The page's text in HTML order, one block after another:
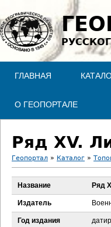
ГЛАВНАЯ
О ГЕОПОРТАЛЕ
Ряд XV.
В
ы
Геопортал » Каталог »
Название Ряд
Издатель
Год издания